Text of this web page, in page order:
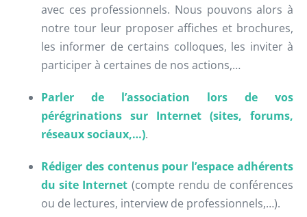
avec ces professionnels. Nous pouvons alors à
notre tour leur proposer affiches et brochures,
les informer de certains colloques, les inviter à
participer à certaines de nos actions,…
Parler de l’association lors de vos
pérégrinations sur Internet (sites, forums,
réseaux sociaux,…).
Rédiger des contenus pour l’espace adhérents
du site Internet (compte rendu de conférences
ou de lectures, interview de professionnels,…).